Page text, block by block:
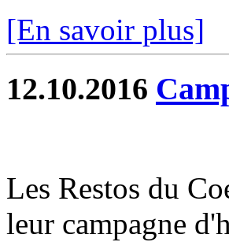
[En savoir plus]
12.10.2016
Les Restos du
leur campagne